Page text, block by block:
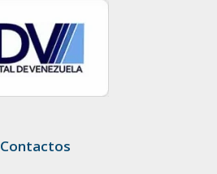
Contactos